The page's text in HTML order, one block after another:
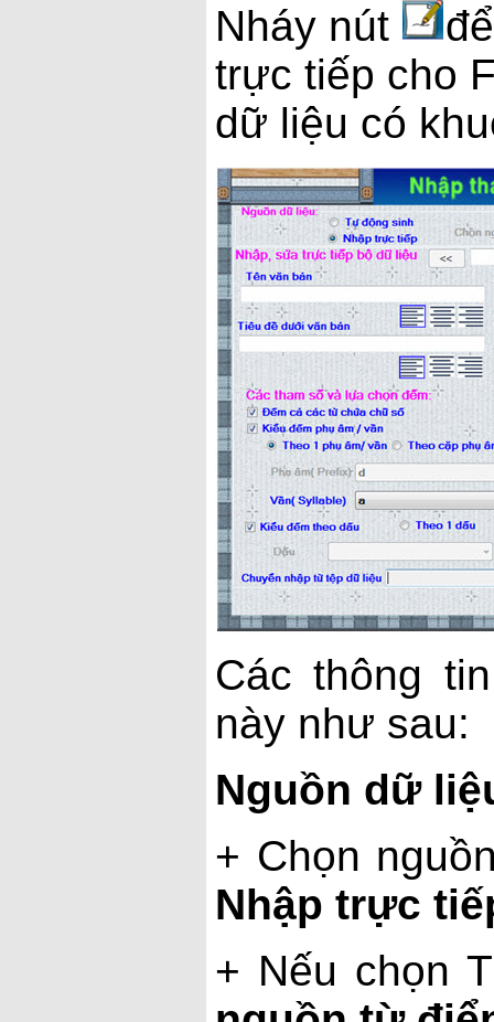
Nháy nút
trực tiếp cho
dữ liệu có
Các thông
này như sau:
Nguồn dữ
+ Chọn
Nhập trực
+ Nếu chọn